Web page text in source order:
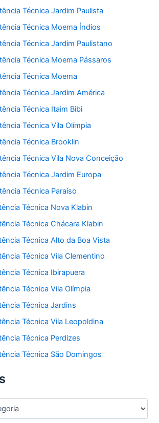
Técnica Jardim Paulista
Técnica Moema Índios
Técnica Jardim Paulistano
Técnica Moema Pássaros
Técnica Moema
Técnica Jardim América
Técnica Itaim Bibi
Técnica Vila Olímpia
Técnica Brooklin
Técnica Vila Nova Conceição
Técnica Jardim Europa
Técnica Paraíso
Técnica Nova Klabin
Técnica Chácara Klabin
Técnica Alto da Boa Vista
Técnica Vila Clementino
Técnica Ibirapuera
Técnica Vila Olímpia
Técnica Jardins
Técnica Vila Leopoldina
Técnica Perdizes
Técnica São Domingos